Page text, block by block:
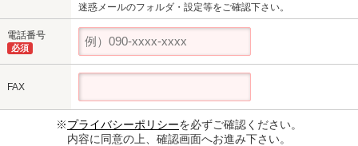
迷惑メールのフォルダ・設定等をご確認下さい。
電話番号
必須
FAX
※プライバシーポリシーを必ずご確認ください。
内容に同意の上、確認画面へお進み下さい。